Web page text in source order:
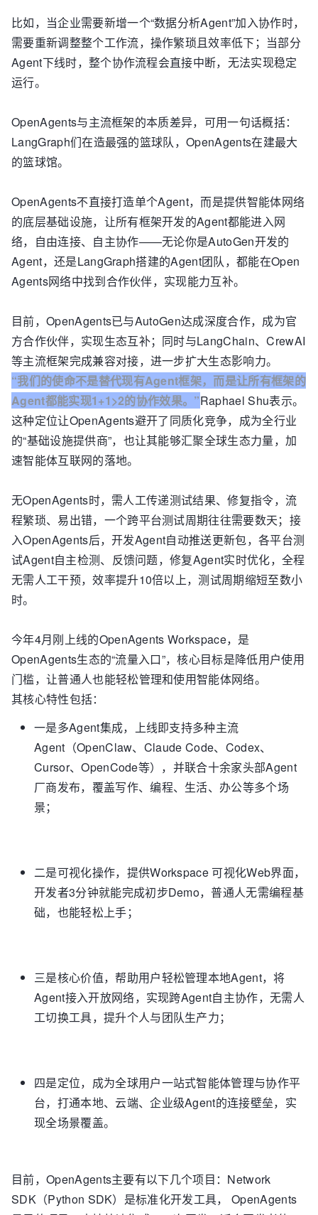
比如，当企业需要新增一个“数据分析Agent”加入协作时，
需要重新调整整个工作流，操作繁琐且效率低下；当部分
Agent下线时，整个协作流程会直接中断，无法实现稳定
运行。
OpenAgents与主流框架的本质差异，可用一句话概括：
LangGraph们在造最强的篮球队，OpenAgents在建最大
的篮球馆。
OpenAgents不直接打造单个Agent，而是提供智能体网络
的底层基础设施，让所有框架开发的Agent都能进入网
络，自由连接、自主协作——无论你是AutoGen开发的
Agent，还是LangGraph搭建的Agent团队，都能在Open
Agents网络中找到合作伙伴，实现能力互补。
目前，OpenAgents已与AutoGen达成深度合作，成为官
方合作伙伴，实现生态互补；同时与LangChain、CrewAI
等主流框架完成兼容对接，进一步扩大生态影响力。
“我们的使命不是替代现有Agent框架，而是让所有框架的
Agent都能实现1+1>2的协作效果。”Raphael Shu表示。
这种定位让OpenAgents避开了同质化竞争，成为全行业
的“基础设施提供商”，也让其能够汇聚全球生态力量，加
速智能体互联网的落地。
无OpenAgents时，需人工传递测试结果、修复指令，流
程繁琐、易出错，一个跨平台测试周期往往需要数天；接
入OpenAgents后，开发Agent自动推送更新包，各平台测
试Agent自主检测、反馈问题，修复Agent实时优化，全程
无需人工干预，效率提升10倍以上，测试周期缩短至数小
时。
今年4月刚上线的OpenAgents Workspace，是
OpenAgents生态的“流量入口”，核心目标是降低用户使用
门槛，让普通人也能轻松管理和使用智能体网络。
其核心特性包括：
一是多Agent集成，上线即支持多种主流
Agent（OpenClaw、Claude Code、Codex、
Cursor、OpenCode等），并联合十余家头部Agent
厂商发布，覆盖写作、编程、生活、办公等多个场
景；
二是可视化操作，提供Workspace 可视化Web界面，
开发者3分钟就能完成初步Demo，普通人无需编程基
础，也能轻松上手；
三是核心价值，帮助用户轻松管理本地Agent，将
Agent接入开放网络，实现跨Agent自主协作，无需人
工切换工具，提升个人与团队生产力；
四是定位，成为全球用户一站式智能体管理与协作平
台，打通本地、云端、企业级Agent的连接壁垒，实
现全场景覆盖。
目前，OpenAgents主要有以下几个项目：Network
SDK（Python SDK）是标准化开发工具， OpenAgents